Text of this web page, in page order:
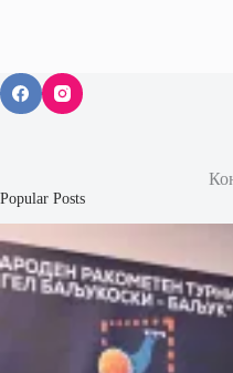
Popular Posts